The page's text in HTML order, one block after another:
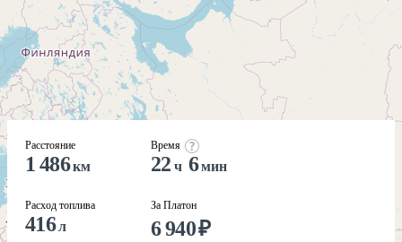
Расстояние
1 486км
Расход топлива
416л
Время
22 ч 6мин
За Платон
6 940₽